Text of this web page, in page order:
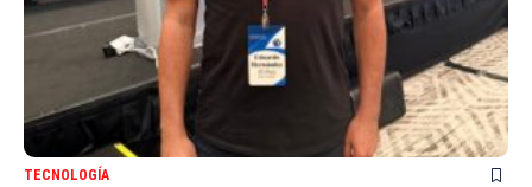
TECNOLOGÍA